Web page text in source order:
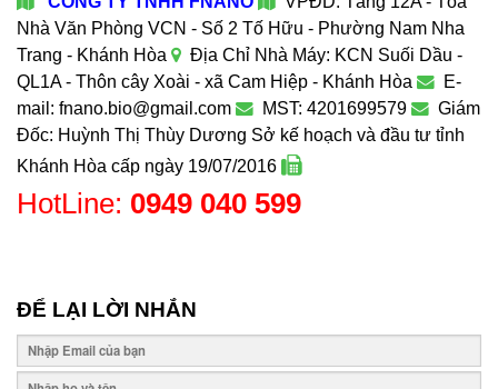
Nhà Văn Phòng VCN - Số 2 Tố Hữu - Phường Nam Nha
Trang - Khánh Hòa
Địa Chỉ Nhà Máy: KCN Suối Dầu -
QL1A - Thôn cây Xoài - xã Cam Hiệp - Khánh Hòa
E-
mail: fnano.bio@gmail.com
MST: 4201699579
Giám
Đốc: Huỳnh Thị Thùy Dương Sở kế hoạch và đầu tư tỉnh
Khánh Hòa cấp ngày 19/07/2016
HotLine: 0949 040 599
ĐỂ LẠI LỜI NHẮN